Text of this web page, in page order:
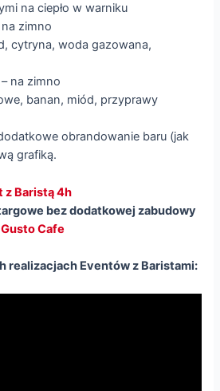
na ciepło w warniku
na zimno
cytryna, woda gazowana,
– na zimno
banan, miód, przyprawy
obrandowanie baru (jak
grafiką.
z Baristą 4h
bez dodatkowej zabudowy
Cafe
realizacjach Eventów z Baristami: